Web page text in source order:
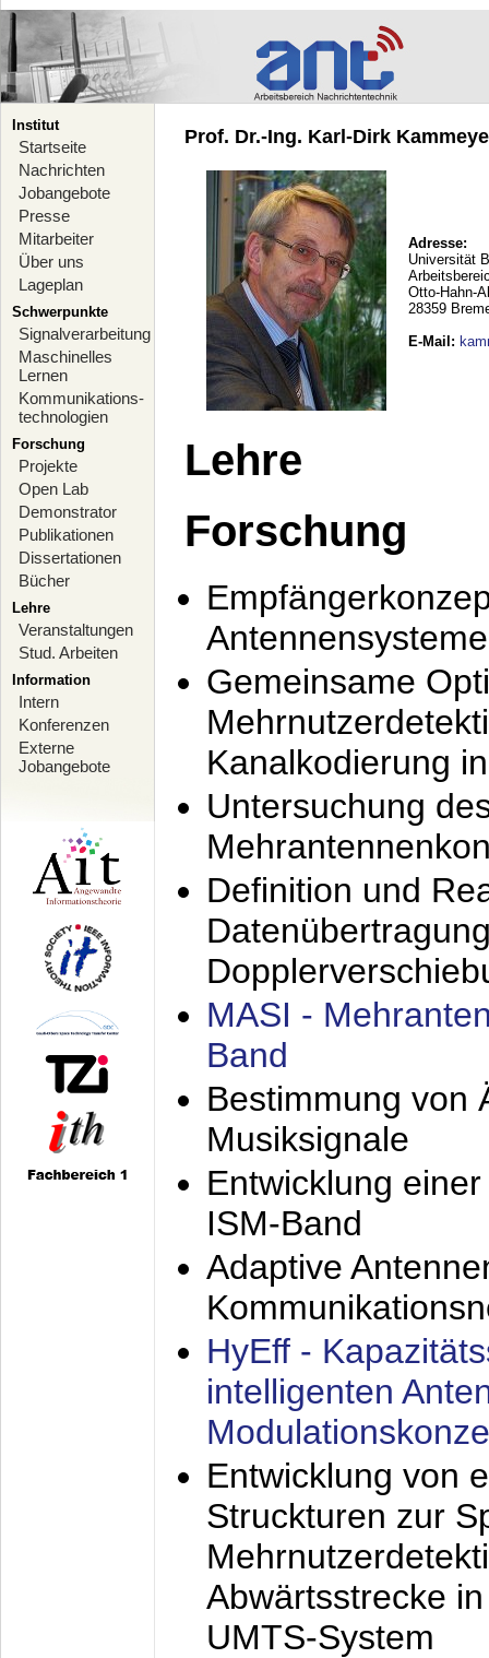
Institut
Startseite
Nachrichten
Jobangebote
Presse
Mitarbeiter
Über uns
Lageplan
Schwerpunkte
Signalverarbeitung
Maschinelles
Lernen
Kommunikations-
technologien
Forschung
Projekte
Open Lab
Demonstrator
Publikationen
Dissertationen
Bücher
Lehre
Veranstaltungen
Stud. Arbeiten
Information
Intern
Konferenzen
Externe
Jobangebote
Prof. Dr.-Ing. Karl-Dirk
Adresse:
Universität
Otto-Hahn-
28359
E-Mail :
Lehre
Forschung
Antennensysteme
Gemeinsame
Kanalkodierung
Untersuchung
Definition und
MASI -
Band
Bestimmung von
Musiksignale
Entwicklung
ISM-Band
Adaptive
HyEff -
intelligenten
Entwicklung von
Struckturen zur
Abwärtsstrecke
UMTS-System